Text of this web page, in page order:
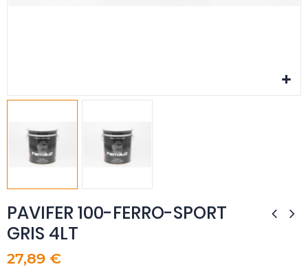
PAVIFER 100-FERRO-SPORT
GRIS 4LT
27,89 €